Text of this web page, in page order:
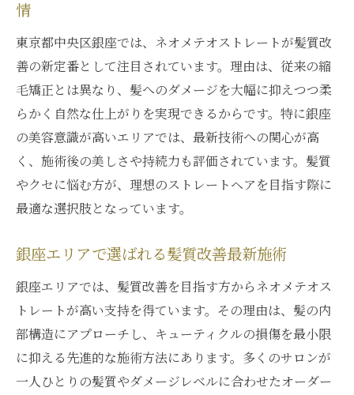
情
東京都中央区銀座では、ネオメテオストレートが髪質改
善の新定番として注目されています。理由は、従来の縮
毛矯正とは異なり、髪へのダメージを大幅に抑えつつ柔
らかく自然な仕上がりを実現できるからです。特に銀座
の美容意識が高いエリアでは、最新技術への関心が高
く、施術後の美しさや持続力も評価されています。髪質
やクセに悩む方が、理想のストレートヘアを目指す際に
最適な選択肢となっています。
銀座エリアで選ばれる髪質改善最新施術
銀座エリアでは、髪質改善を目指す方からネオメテオス
トレートが高い支持を得ています。その理由は、髪の内
部構造にアプローチし、キューティクルの損傷を最小限
に抑える先進的な施術方法にあります。多くのサロンが
一人ひとりの髪質やダメージレベルに合わせたオーダー